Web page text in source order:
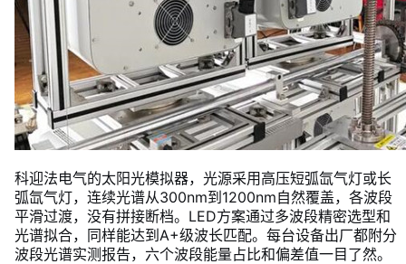
科迎法电气的太阳光模拟器，光源采用高压短弧氙气灯或长
弧氙气灯，连续光谱从300nm到1200nm自然覆盖，各波段
平滑过渡，没有拼接断档。LED方案通过多波段精密选型和
光谱拟合，同样能达到A+级波长匹配。每台设备出厂都附分
波段光谱实测报告，六个波段能量占比和偏差值一目了然。